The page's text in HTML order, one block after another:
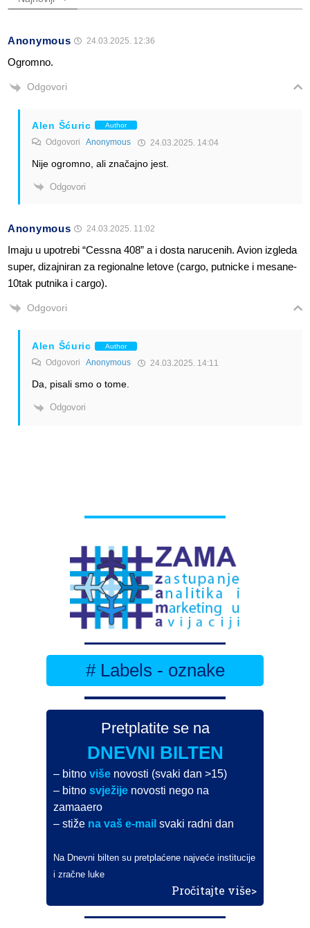
Anonymous 24.03.2025. 12:36
Ogromno.
Odgovori
Alen Šćuric Author
Odgovori Anonymous 24.03.2025. 14:04
Nije ogromno, ali značajno jest.
Odgovori
Anonymous 24.03.2025. 11:02
Imaju u upotrebi “Cessna 408” a i dosta narucenih. Avion izgleda
super, dizajniran za regionalne letove (cargo, putnicke i mesane-
10tak putnika i cargo).
Odgovori
Alen Šćuric Author
Odgovori Anonymous 24.03.2025. 14:11
Da, pisali smo o tome.
Odgovori
# Labels - oznake
Pretplatite se na
DNEVNI BILTEN
– bitnoviše novosti (svaki dan >15)
– bitnosvježije novosti nego na
zamaaero
– stiže na vaš e-mail svaki radni dan
Na Dnevni bilten su pretplaćene najveće institucije
i zračne luke
Pročitajte više>